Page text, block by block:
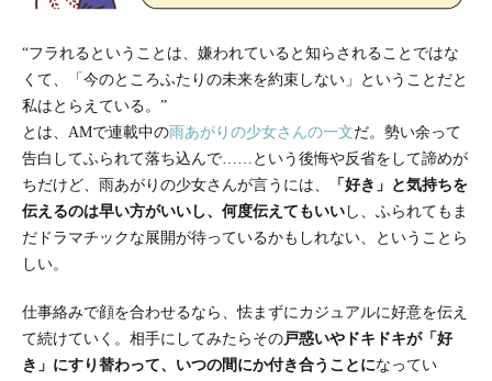
“フラれるということは、嫌われていると知らされることではな
くて、「今のところふたりの未来を約束しない」ということだと
私はとらえている。”
とは、AMで連載中の雨あがりの少女さんの一文だ。勢い余って
告白してふられて落ち込んで……という後悔や反省をして諦めが
ちだけど、雨あがりの少女さんが言うには、
「好き」と気持ちを
伝えるのは早い方がいいし、何度伝えてもいい し、ふられてもま
だドラマチックな展開が待っているかもしれない、ということら
しい。
仕事絡みで顔を合わせるなら、怯まずにカジュアルに好意を伝え
て続けていく。相手にしてみたらその 戸惑いやドキドキが「好
き」にすり替わって、いつの間にか付き合うことになってい